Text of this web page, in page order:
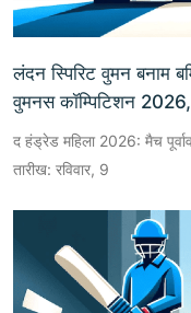
लंदन स्पिरिट वुमन बनाम
वुमनस कॉम्पिटिशन
द हंड्रेड महिला 2026: मैच
तारीख: रविवार, 9